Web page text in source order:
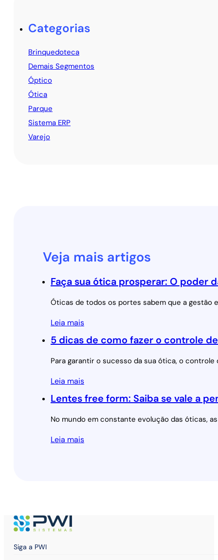
Categorias
Brinquedoteca
Demais Segmentos
Óptico
Ótica
Parque
Sistema ERP
Varejo
Veja mais artigos
Faça sua ótica prosperar: O poder
Óticas de todos os portes sabem que a
Leia mais
5 dicas de como fazer o controle
Para garantir o sucesso da sua ótica, o
Leia mais
Lentes free form: Saiba se vale a
No mundo em constante evolução das óticas,
Leia mais
Siga a PWI